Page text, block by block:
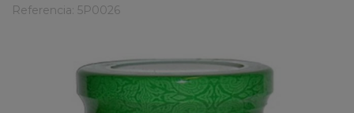
Referencia: 5P0026